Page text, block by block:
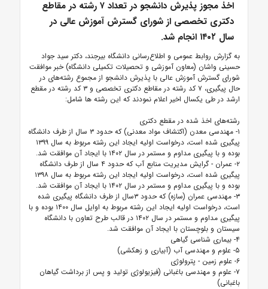
اخذ مجوز پذیرش دانشجو در تعداد ۷ رشته در مقاطع
دکتری تخصصی از شورای گسترش آموزش عالی در
سال ۱۴۰۲ انجام شد.
به گزارش روابط عمومی و اطلاع‌رسانی دانشگاه بیرجند، دکتر سید جواد
حسینی واشان (معاون آموزشی و تحصیلات تکمیلی دانشگاه) خبر موافقت
شورای گسترش آموزش عالی با پذیرش دانشجو از مجموع رشته‌های در
حال پیگیری، ۷ کد رشته در مقاطع دکتری تخصصی و ۳ کد رشته در مقطع
ارشد در طی یکسال اخیر اعلام نمودند که این رشته ها شامل:
رشته‌های اخذ شده در مقطع دکتری
۱- مهندسی معدن (اکتشاف مواد معدنی) که حدود ۳ سال از طرف دانشگاه
پیگیری شده است، درخواست اولیه ایجاد این رشته مربوط به سال ۱۳۹۹
بوده و با پیگیری مداوم و مستمر در سال ۱۴۰۲ با ایجاد آن موافقت شد.
۲- عمران - گرایش مدیریت منابع آب که حدود ۴ سال از طرف دانشگاه
پیگیری شده است، درخواست اولیه ایجاد این رشته مربوط به سال ۱۳۹۸
بوده و با پیگیری مداوم و مستمر در سال ۱۴۰۲ با ایجاد آن موافقت شد.
۳- مهندسی عمران (سازه) که حدود ۳سال از طرف دانشگاه پیگیری شده
است، درخواست اولیه ایجاد این رشته مربوط به اوایل سال ۱۴۰۰ بوده و با
پیگیری مداوم و مستمر در سال ۱۴۰۲ در قالب طرح تعاون با دانشگاه
سیستان و بلوچستان با ایجاد آن موافقت شد.
۴- بیماری شناسی گیاهی
۵- علوم و مهندسی آب (آبیاری و زهکشی)
۶- علوم زمین - پترولوژی
۷- علوم و مهندسی باغبانی (فیزیولوژی تولید و پس از برداشت گیاهان
باغبانی)